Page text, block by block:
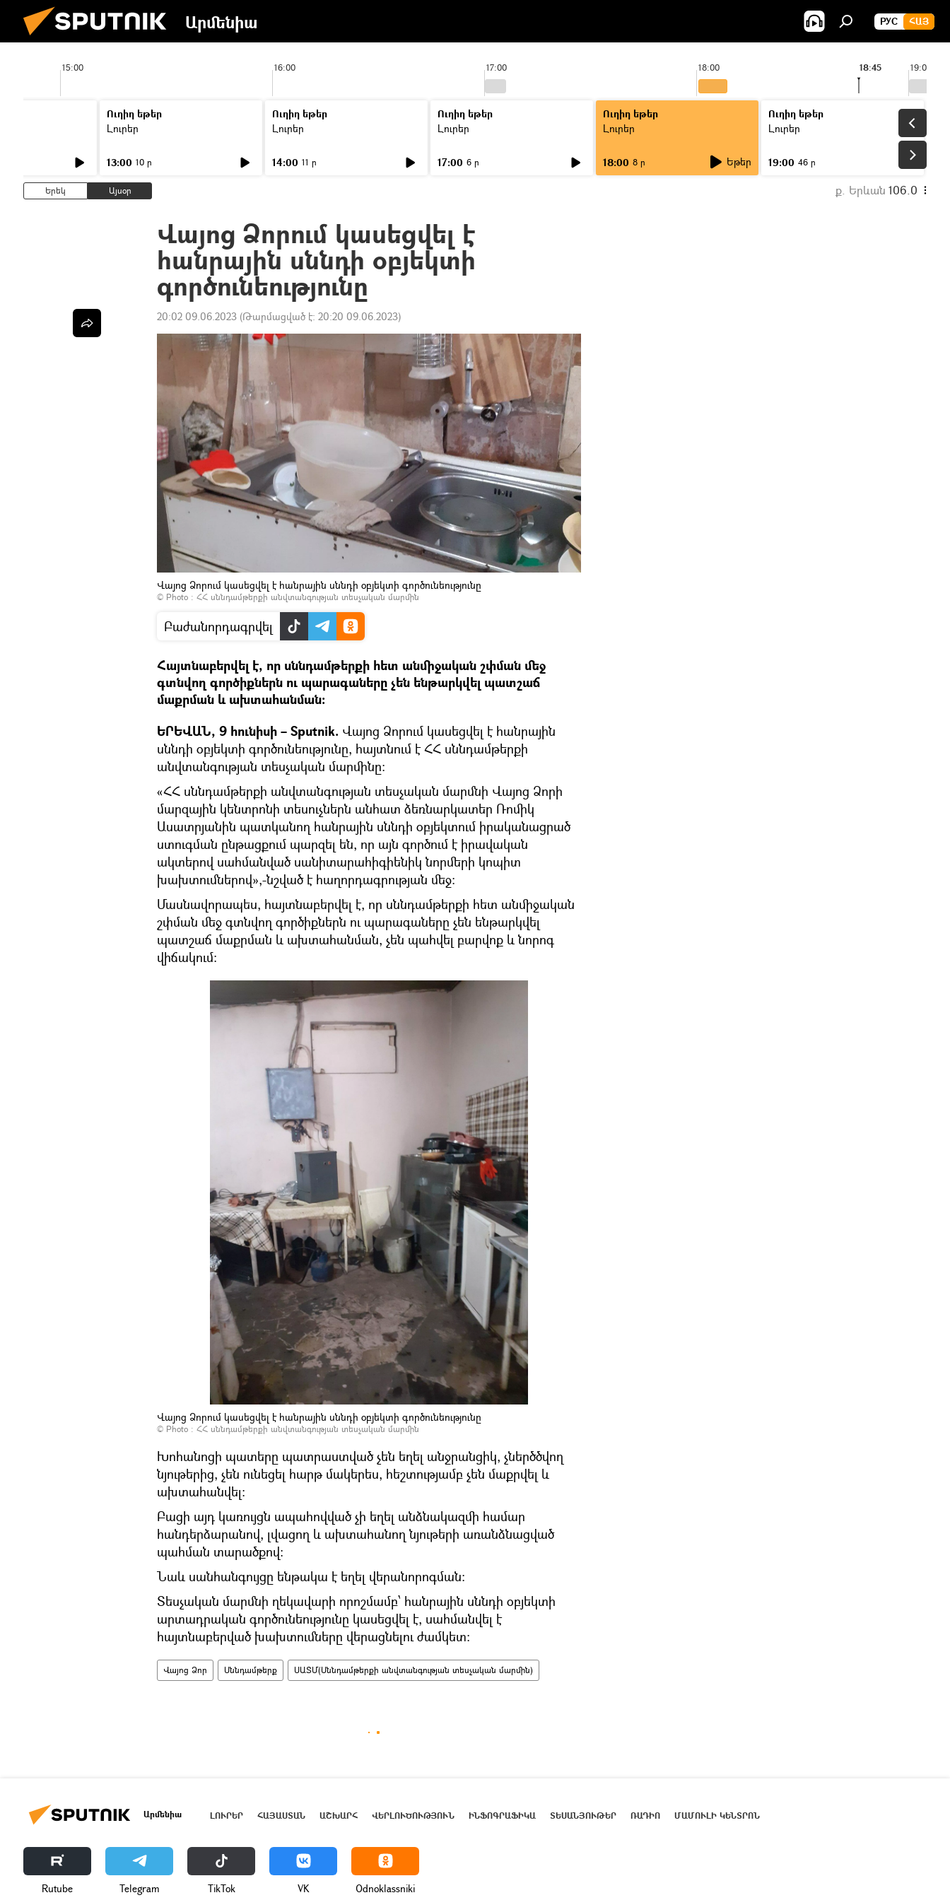
Արմենիա РУС ՀԱՅ
15:00 16:00 17:00 18:00 19:00
18:45
Ուղիղ եթեր
Լուրեր
13:00 10 ր
Ուղիղ եթեր
Լուրեր
14:00 11 ր
Ուղիղ եթեր
Լուրեր
17:00 6 ր
Ուղիղ եթեր
Լուրեր
18:00 8 ր Եթեր
Ուղիղ եթեր
Լուրեր
19:00 46 ր
Երեկ Այսօր ք. Երևան 106.0
Վայոց Ձորում կասեցվել է
հանրային սննդի օբյեկտի
գործունեությունը
20:02 09.06.2023 (Թարմացված է: 20:20 09.06.2023)
Վայոց Ձորում կասեցվել է հանրային սննդի օբյեկտի գործունեությունը
© Photo : ՀՀ սննդամթերքի անվտանգության տեսչական մարմին
Բաժանորդագրվել
Հայտնաբերվել է, որ սննդամթերքի հետ անմիջական շփման մեջ
գտնվող գործիքներն ու պարագաները չեն ենթարկվել պատշաճ
մաքրման և ախտահանման։
ԵՐԵՎԱՆ, 9 հունիսի – Sputnik. Վայոց Ձորում կասեցվել է հանրային
սննդի օբյեկտի գործունեությունը, հայտնում է ՀՀ սննդամթերքի
անվտանգության տեսչական մարմինը։
«ՀՀ սննդամթերքի անվտանգության տեսչական մարմնի Վայոց Ձորի
մարզային կենտրոնի տեսուչներն անհատ ձեռնարկատեր Ռոմիկ
Ասատրյանին պատկանող հանրային սննդի օբյեկտում իրականացրած
ստուգման ընթացքում պարզել են, որ այն գործում է իրավական
ակտերով սահմանված սանիտարահիգիենիկ նորմերի կոպիտ
խախտումներով»,-նշված է հաղորդագրության մեջ:
Մասնավորապես, հայտնաբերվել է, որ սննդամթերքի հետ անմիջական
շփման մեջ գտնվող գործիքներն ու պարագաները չեն ենթարկվել
պատշաճ մաքրման և ախտահանման, չեն պահվել բարվոք և նորոգ
վիճակում։
Վայոց Ձորում կասեցվել է հանրային սննդի օբյեկտի գործունեությունը
© Photo : ՀՀ սննդամթերքի անվտանգության տեսչական մարմին
Խոհանոցի պատերը պատրաստված չեն եղել անջրանցիկ, չներծծվող
նյութերից, չեն ունեցել հարթ մակերես, հեշտությամբ չեն մաքրվել և
ախտահանվել։
Բացի այդ կառույցն ապահովված չի եղել անձնակազմի համար
հանդերձարանով, լվացող և ախտահանող նյութերի առանձնացված
պահման տարածքով։
Նաև սանհանգույցը ենթակա է եղել վերանորոգման:
Տեսչական մարմնի ղեկավարի որոշմամբ՝ հանրային սննդի օբյեկտի
արտադրական գործունեությունը կասեցվել է, սահմանվել է
հայտնաբերված խախտումները վերացնելու ժամկետ:
Վայոց Ձոր Սննդամթերք ՍԱՏՄ(Սննդամթերքի անվտանգության տեսչական մարմին)
Արմենիա ԼՈՒՐԵՐ ՀԱՅԱՍՏԱՆ ԱՇԽԱՐՀ ՎԵՐԼՈՒԾՈՒԹՅՈՒՆ ԻՆՖՈԳՐԱՖԻԿԱ ՏԵՍԱՆՅՈՒԹԵՐ ՌԱԴԻՈ ՄԱՄՈՒԼԻ ԿԵՆՏՐՈՆ
Rutube Telegram ТikТоk VK Odnoklassniki